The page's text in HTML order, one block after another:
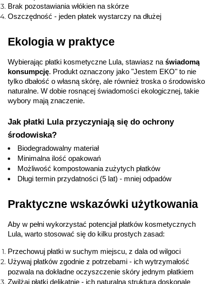
Brak pozostawiania włókien na skórze
Oszczędność - jeden płatek wystarczy na dłużej
Ekologia w praktyce
Wybierając płatki kosmetyczne Lula, stawiasz na świadomą
konsumpcję. Produkt oznaczony jako "Jestem EKO" to nie
tylko dbałość o własną skórę, ale również troska o środowisko
naturalne. W dobie rosnącej świadomości ekologicznej, takie
wybory mają znaczenie.
Jak płatki Lula przyczyniają się do ochrony
środowiska?
Biodegradowalny materiał
Minimalna ilość opakowań
Możliwość kompostowania zużytych płatków
Długi termin przydatności (5 lat) - mniej odpadów
Praktyczne wskazówki użytkowania
Aby w pełni wykorzystać potencjał płatków kosmetycznych
Lula, warto stosować się do kilku prostych zasad:
Przechowuj płatki w suchym miejscu, z dala od wilgoci
Używaj płatków zgodnie z potrzebami - ich wytrzymałość
pozwala na dokładne oczyszczenie skóry jednym płatkiem
Zwilżaj płatki delikatnie - ich naturalna struktura doskonale